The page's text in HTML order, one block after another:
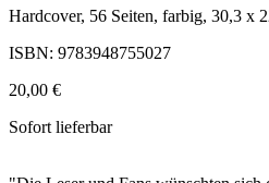
Hardcover, 56 Seiten, farbig, 30,3 x
ISBN: 9783948755027
20,00 €
Sofort lieferbar